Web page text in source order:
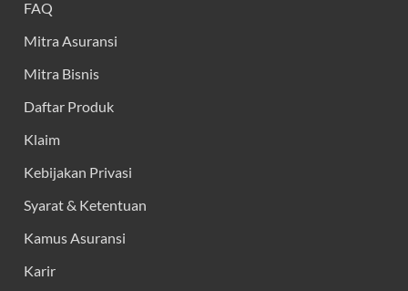
FAQ
Mitra Asuransi
Mitra Bisnis
Daftar Produk
Klaim
Kebijakan Privasi
Syarat & Ketentuan
Kamus Asuransi
Karir